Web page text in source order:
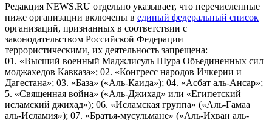
Редакция NEWS.RU отдельно указывает, что перечисленные
ниже организации включены в единый федеральный список
организаций, признанных в соответствии с
законодательством Российской Федерации
террористическими, их деятельность запрещена:
01. «Высший военный Маджлисуль Шура Объединенных сил
моджахедов Кавказа»; 02. «Конгресс народов Ичкерии и
Дагестана»; 03. «База» («Аль-Каида»); 04. «Асбат аль-Ансар»;
5. «Священная война» («Аль-Джихад» или «Египетский
исламский джихад»); 06. «Исламская группа» («Аль-Гамаа
аль-Исламия»); 07. «Братья-мусульмане» («Аль-Ихван аль-